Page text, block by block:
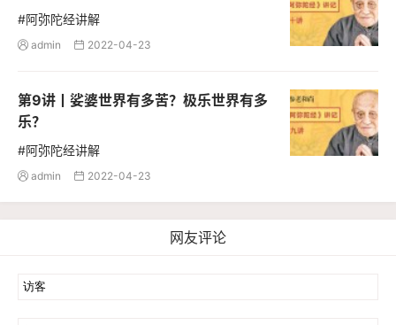
#阿弥陀经讲解
 admin  2022-04-23
第9讲丨娑婆世界有多苦？极乐世界有多
乐？
#阿弥陀经讲解
 admin  2022-04-23
网友评论